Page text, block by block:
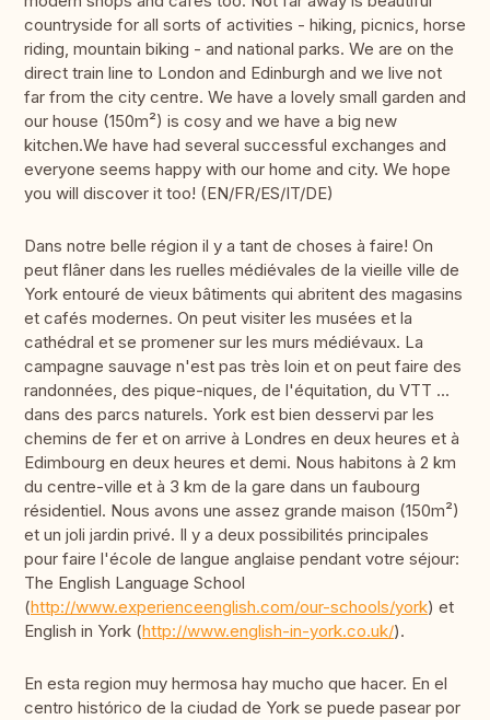
countryside for all sorts of activities - hiking, picnics, horse
riding, mountain biking - and national parks. We are on the
direct train line to London and Edinburgh and we live not
far from the city centre. We have a lovely small garden and
our house (150m²) is cosy and we have a big new
kitchen.We have had several successful exchanges and
everyone seems happy with our home and city. We hope
you will discover it too! (EN/FR/ES/IT/DE)
Dans notre belle région il y a tant de choses à faire! On
peut flâner dans les ruelles médiévales de la vieille ville de
York entouré de vieux bâtiments qui abritent des magasins
et cafés modernes. On peut visiter les musées et la
cathédral et se promener sur les murs médiévaux. La
campagne sauvage n'est pas très loin et on peut faire des
randonnées, des pique-niques, de l'équitation, du VTT ...
dans des parcs naturels. York est bien desservi par les
chemins de fer et on arrive à Londres en deux heures et à
Edimbourg en deux heures et demi. Nous habitons à 2 km
du centre-ville et à 3 km de la gare dans un faubourg
résidentiel. Nous avons une assez grande maison (150m²)
et un joli jardin privé. Il y a deux possibilités principales
pour faire l'école de langue anglaise pendant votre séjour:
The English Language School
(http://www.experienceenglish.com/our-schools/york) et
English in York (http://www.english-in-york.co.uk/).
En esta region muy hermosa hay mucho que hacer. En el
centro histórico de la ciudad de York se puede pasear por